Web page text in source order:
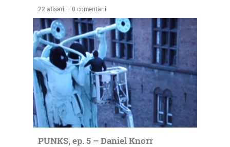
22 afisari | 0 comentarii
PUNKS, ep. 5 – Daniel Knorr